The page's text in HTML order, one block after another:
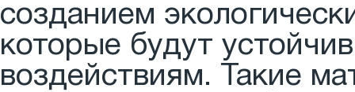
созданием
которые будут
воздействиям. Такие